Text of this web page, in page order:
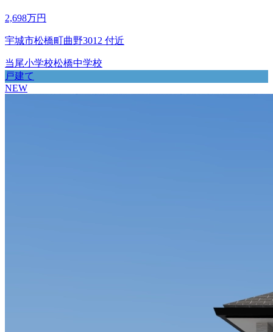
2,698万円
宇城市松橋町曲野3012 付近
当尾小学校松橋中学校
戸建て
NEW